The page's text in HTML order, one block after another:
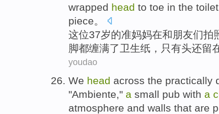
wrapped head to toe in the
piece。
这位37岁的准妈妈在和 朋友们拍
脚都缠满了卫生纸，只有头还留
youdao
We head across the practically
"Ambiente," a small pub with a
atmosphere and walls that are